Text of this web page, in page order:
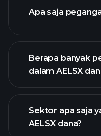
grafik AELSX
Apa saja
Berapa banyak
dalam AELSX
pegangan
Sektor apa saja
AELSX dana?